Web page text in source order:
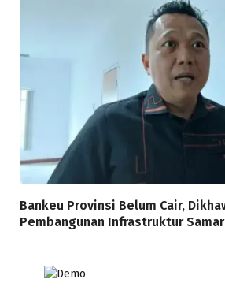
Bankeu Provinsi Belum Cair,
Pembangunan Infrastruktur